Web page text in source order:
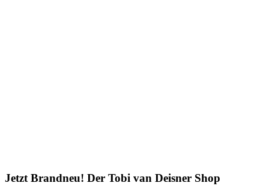
Jetzt Brandneu! Der Tobi van Deisner Shop